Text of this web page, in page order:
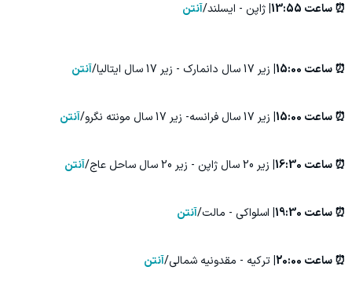
⏰ ساعت 13:55| ژاپن - ایسلند/آنتن
⏰ ساعت 15:00| زیر 17 سال دانمارک - زیر 17 سال ایتالیا/ آنتن
⏰ ساعت 15:00| زیر 17 سال فرانسه- زیر 17 سال مونته نگرو/ آنتن
⏰ ساعت 16:30| زیر 20 سال ژاپن - زیر 20 سال ساحل عاج/ آنتن
⏰ ساعت 19:30| اسلواکی - مالت/آنتن
⏰ ساعت 20:00| ترکیه - مقدونیه شمالی/آنتن